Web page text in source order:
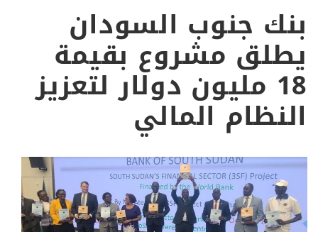
بنك جنوب السودان
يطلق مشروع بقيمة
18 مليون دولار لتعزيز
النظام المالي